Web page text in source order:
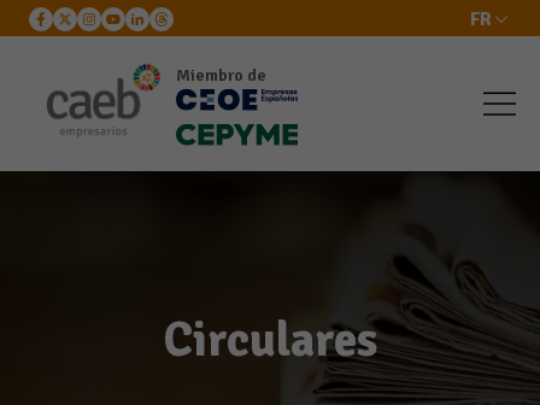
FR
Miembro de
Circulares